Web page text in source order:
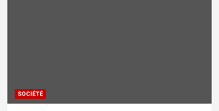
SOCIÉTÉ